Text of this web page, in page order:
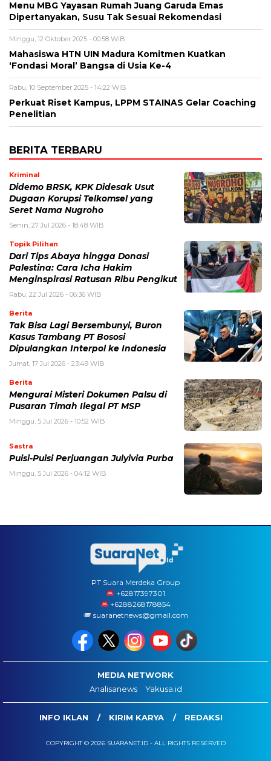
Menu MBG Yayasan Rumah Juang Garuda Emas
Dipertanyakan, Susu Tak Sesuai Rekomendasi
Minggu, 12 Oktober 2025 - 00:58 WIB
Mahasiswa HTN UIN Madura Komitmen Kuatkan
‘Fondasi Moral’ Bangsa di Usia Ke-4
Rabu, 10 September 2025 - 14:22 WIB
Perkuat Riset Kampus, LPPM STAINAS Gelar Coaching
Penelitian
BERITA TERBARU
Kriminal
Didemo BRSK, KPK Didesak Usut
Dugaan Korupsi Telkomsel yang
Seret Nama Nugroho
Senin, 27 Jul 2026 - 18:48 WIB
Topik Pilihan
Dari Tips Abaya hingga Donasi
Palestina: Cara Icha Hakim
Menginspirasi Ratusan Ribu Pengikut
Rabu, 22 Jul 2026 - 06:36 WIB
Berita
Tak Bisa Lagi Bersembunyi, Buron
Kasus Tambang PT Bososi
Dipulangkan Interpol ke Indonesia
Jumat, 17 Jul 2026 - 23:49 WIB
Berita
Mengurai Misteri Dokumen Palsu di
Pusaran Timah Ilegal PT MSP
Minggu, 5 Jul 2026 - 10:52 WIB
Sastra
Puisi-Puisi Perjuangan Julyivia Purba
Minggu, 5 Jul 2026 - 04:12 WIB
PT Suara Merdeka Group
‪+62817397301
+6288268178854
suaranetnews@gmail.com
MEDIA NETWORK
Analisanews
Yakusa.id
INFO IKLAN KIRIM KARYA REDAKSI
COPYRIGHT © 2026 SUARANET.ID - ALL RIGHTS RESERVED